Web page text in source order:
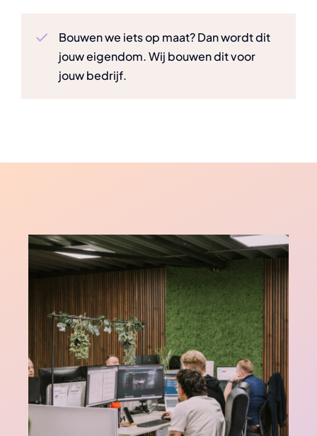
Bouwen we iets op maat? Dan wordt dit
jouw eigendom. Wij bouwen dit voor
jouw bedrijf.